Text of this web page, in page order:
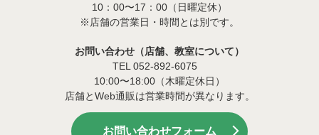
10：00〜17：00（日曜定休）
※店舗の営業日・時間とは別です。
お問い合わせ（店舗、教室について）
TEL 052-892-6075
10:00〜18:00（木曜定休日）
店舗とWeb通販は営業時間が異なります。
お問い合わせフォーム